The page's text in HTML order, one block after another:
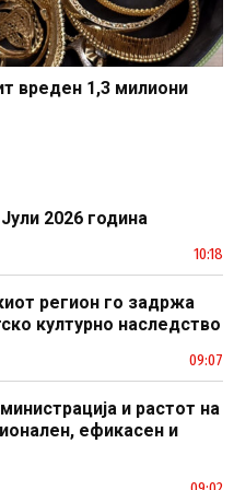
вреден 1,3 милиони
2026 година
10:18
регион го задржа
културно наследство
09:07
и растот на
ефикасен и